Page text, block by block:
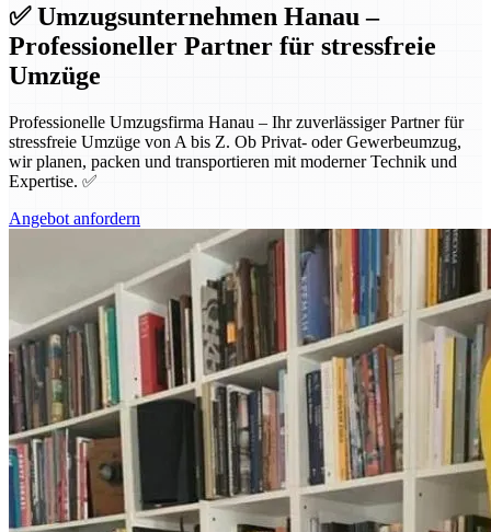
✅ Umzugsunternehmen Hanau –
Professioneller Partner für stressfreie
Umzüge
Professionelle Umzugsfirma Hanau – Ihr zuverlässiger Partner für
stressfreie Umzüge von A bis Z. Ob Privat- oder Gewerbeumzug,
wir planen, packen und transportieren mit moderner Technik und
Expertise. ✅
Angebot anfordern